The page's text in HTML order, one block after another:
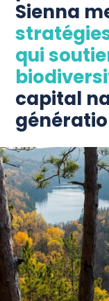
Sienna
qui
capital